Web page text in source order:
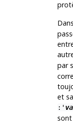
par
et
:'
sont